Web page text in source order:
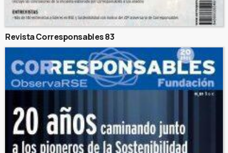
Revista Corresponsables 83